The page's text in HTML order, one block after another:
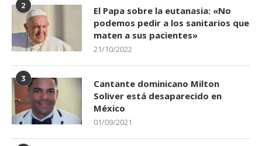
2
El Papa sobre la eutanasia: «No
podemos pedir a los sanitarios que
maten a sus pacientes»
21/10/2022
3
Cantante dominicano Milton
Soliver está desaparecido en
México
01/09/2021